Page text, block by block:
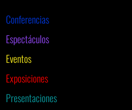
Conferencias
Espectáculos
Eventos
Exposiciones
Presentaciones